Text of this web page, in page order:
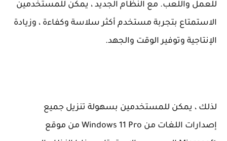
للعمل واللعب. مع النظام الجديد ، يمكن للمستخدمين
الاستمتاع بتجربة مستخدم أكثر سلاسة وكفاءة ، وزيادة
الإنتاجية وتوفير الوقت والجهد.
لذلك ، يمكن للمستخدمين بسهولة تنزيل جميع
إصدارات اللغات من Windows 11 Pro من موقع